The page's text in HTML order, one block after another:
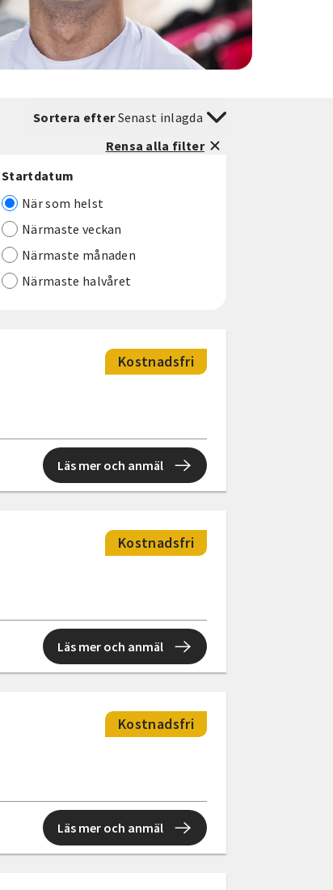
Sortera efterSenast inlagda
Rensa alla filter
Startdatum
När som helst
Närmaste veckan
Närmaste månaden
Närmaste halvåret
Kostnadsfri
Läs mer och anmäl
Kostnadsfri
Läs mer och anmäl
Kostnadsfri
Läs mer och anmäl